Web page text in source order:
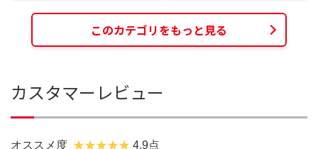
このカテゴリをもっと見る
カスタマーレビュー
オススメ度 4.9点